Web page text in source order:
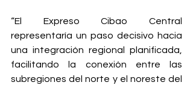
“El Expreso Cibao Central
representaría un paso decisivo hacia
una integración regional planificada,
facilitando la conexión entre las
subregiones del norte y el noreste del